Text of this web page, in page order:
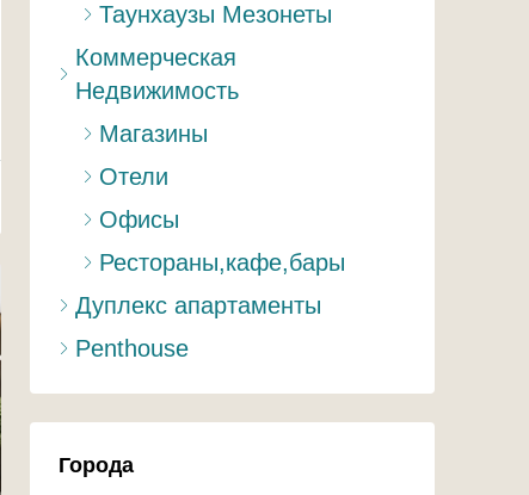
Таунхаузы Мезонеты
Коммерческая
Недвижимость
Магазины
Отели
Офисы
Рестораны,кафе,бары
Дуплекс апартаменты
Penthouse
Города